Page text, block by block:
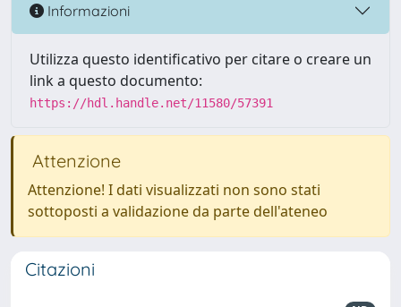
Informazioni
Utilizza questo identificativo per citare o creare un
link a questo documento:
https://hdl.handle.net/11580/57391
Attenzione
Attenzione! I dati visualizzati non sono stati
sottoposti a validazione da parte dell'ateneo
Citazioni